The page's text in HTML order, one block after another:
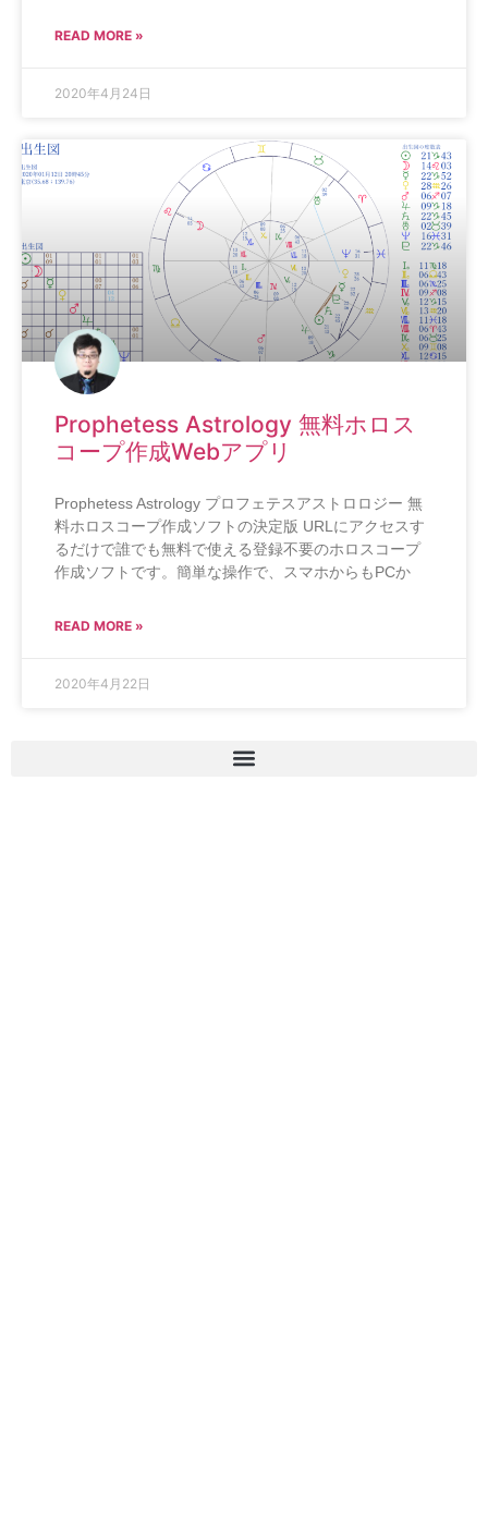
READ MORE »
2020年4月24日
Prophetess Astrology 無料ホロス
コープ作成Webアプリ
Prophetess Astrology プロフェテスアストロロジー 無
料ホロスコープ作成ソフトの決定版 URLにアクセスす
るだけで誰でも無料で使える登録不要のホロスコープ
作成ソフトです。簡単な操作で、スマホからもPCか
READ MORE »
2020年4月22日